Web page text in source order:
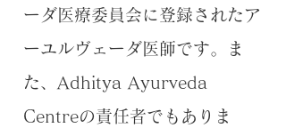
ーダ医療委員会に登録されたア
ーユルヴェーダ医師です。ま
た、Adhitya Ayurveda
Centreの責任者でもありま